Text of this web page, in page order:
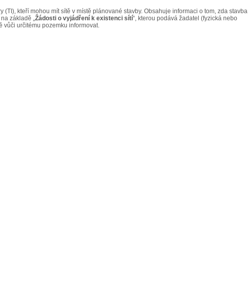
(TI), kteří mohou mít sítě v místě plánované stavby. Obsahuje informaci o tom, zda stavba
základě „Žádosti o vyjádření k existenci sítí“, kterou podává žadatel (fyzická nebo
vůči určitému pozemku informovat.